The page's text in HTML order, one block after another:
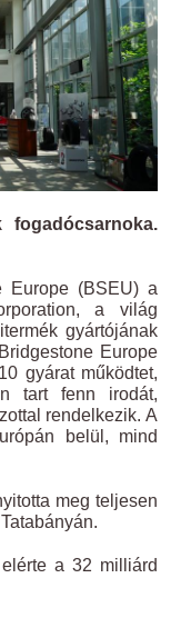
Europe (BSEU) a
a világ
gyártójának
Europe
gyárat működtet,
tart fenn irodát,
rendelkezik. A
belül, mind
meg teljesen
a 32 milliárd